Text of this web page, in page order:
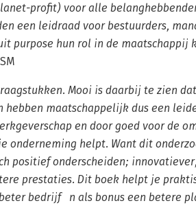
profit) voor alle
een leidraad voor bestuurders,
purpose hun rol in de maatschappij
Mooi is daarbij te zien
hebben maatschappelijk dus een
en door goed voor de
onderneming helpt. Want dit
positief onderscheiden;
prestaties. Dit boek helpt je
bedrijf n als bonus een betere